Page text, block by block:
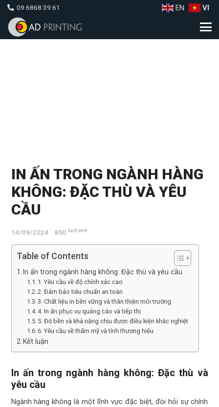
09 6868 39 61 EN VI
IN ẤN TRONG NGÀNH HÀNG
KHÔNG: ĐẶC THÙ VÀ YÊU
CẦU
14/09/2024 850 lượt xem
Table of Contents
In ấn trong ngành hàng không: Đặc thù và yêu cầu
1. Yêu cầu về độ chính xác cao
2. Đảm bảo tiêu chuẩn an toàn
3. Chất liệu in bền vững và thân thiện môi trường
4. In ấn phục vụ quảng cáo và tiếp thị
5. Độ bền và khả năng chịu được điều kiện khắc nghiệt
6. Yêu cầu về thẩm mỹ và tính thương hiệu
Kết luận
In ấn trong ngành hàng không: Đặc thù và
yêu cầu
Ngành hàng không là một lĩnh vực đặc biệt, đòi hỏi sự chính